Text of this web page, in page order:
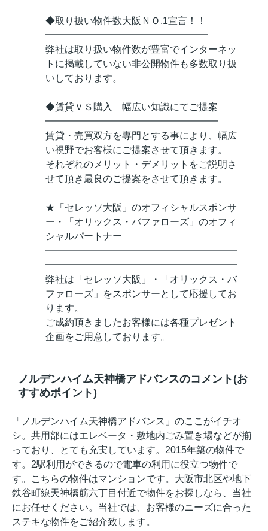
◆取り扱い物件数大阪ＮＯ.1宣言！！
━━━━━━━━━━━━━━━━━
弊社は取り扱い物件数が豊富でインターネッ
トに掲載していない非公開物件も多数取り扱
いしております。
◆賃貸ＶＳ購入 幅広い知識にてご提案
━━━━━━━━━━━━━━━━━━
賃貸・売買双方を専門とする事により、幅広
い視野でお客様にご提案させて頂きます。
それぞれのメリット・デメリットをご説明さ
せて頂き最良のご提案をさせて頂きます。
★「セレッソ大阪」のオフィシャルスポンサ
ー・「オリックス・バファローズ」のオフィ
シャルパートナー
━━━━━━━━━━━━━━━━━━━━
━━━━━━━━━━━━━━━━━━━━
弊社は「セレッソ大阪」・「オリックス・バ
ファローズ」をスポンサーとして応援してお
ります。
ご成約頂きましたお客様には各種プレゼント
企画をご用意しております。
ノルデンハイム天神橋アドバンスのコメント(お
すすめポイント)
「ノルデンハイム天神橋アドバンス」のここがイチオ
シ。共用部にはエレベータ・敷地内ごみ置き場などが揃
っており、とても充実しています。2015年築の物件で
す。2駅利用ができるので電車の利用に役立つ物件で
す。こちらの物件はマンションです。大阪市北区や地下
鉄谷町線天神橋筋六丁目付近で物件をお探しなら、当社
にお任せください。当社では、お客様のニーズに合った
ステキな物件をご紹介致します。